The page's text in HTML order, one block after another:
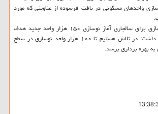
واحدهای مسکونی در بافت فرسوده از عناوینی که مورد
معاون وزیر راه و شهرسازی برای سالجاری آغاز نوسازی ۱۵۰ هزار واحد جدید هدف
گذاری شده است، اظهار داشت: در تلاش هستیم تا ۱۰۰ هزار واحد نوسازی در سطح
به بهره برداری برسد.